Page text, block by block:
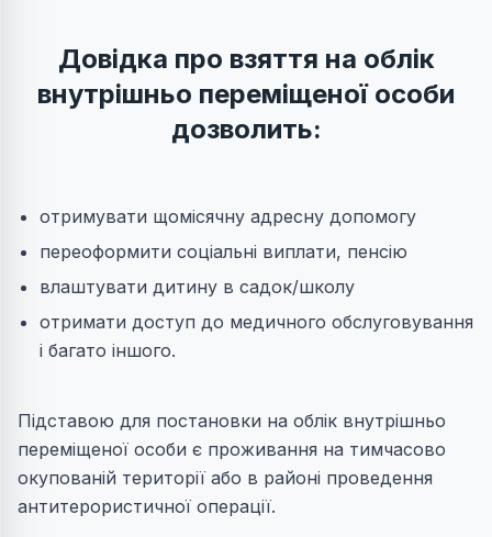
Довідка про взяття на облік
внутрішньо переміщеної особи
дозволить:
отримувати щомісячну адресну допомогу
переоформити соціальні виплати, пенсію
влаштувати дитину в садок/школу
отримати доступ до медичного обслуговування
і багато іншого.
Підставою для постановки на облік внутрішньо
переміщеної особи є проживання на тимчасово
окупованій території або в районі проведення
антитерористичної операції.